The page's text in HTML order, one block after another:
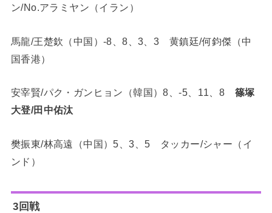
ン/No.アラミヤン（イラン）
馬龍/王楚欽（中国）-8、8、3、3 黄鎮廷/何鈞傑（中
国香港）
安宰賢/パク・ガンヒョン（韓国）8、-5、11、8 篠塚
大登/田中佑汰
樊振東/林高遠（中国）5、3、5 タッカー/シャー（イ
ンド）
3回戦